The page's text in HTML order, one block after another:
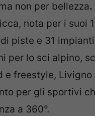
non per bellezza.
nota per i suoi
piste e 31
per lo sci alpino,
e freestyle, Livigno
per gli sportivi
a 360°.